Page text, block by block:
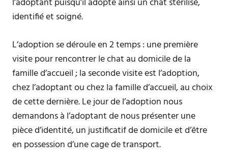
identifié et soigné.
L’adoption se déroule en 2 temps : une première
visite pour rencontrer le chat au domicile de la
famille d’accueil ; la seconde visite est l’adoption,
chez l’adoptant ou chez la famille d’accueil, au choix
de cette dernière. Le jour de l’adoption nous
demandons à l’adoptant de nous présenter une
pièce d’identité, un justificatif de domicile et d’être
en possession d’une cage de transport.